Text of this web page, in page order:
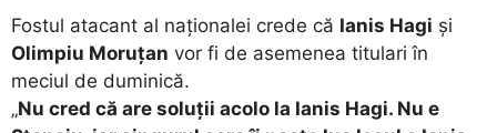
Fostul atacant al naționalei crede că Ianis Hagi și
Olimpiu Moruțan vor fi de asemenea titulari în
meciul de duminică.
„Nu cred că are soluții acolo la Ianis Hagi. Nu e